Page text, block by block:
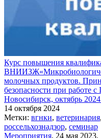
Курс повышения
молочных продуктов.
безопасности при работе с
Новосибирск, октябрь
14 октября 2024
Метки: вгнки, ветеринария,
россельхознадзор, семинар
Мероприятия, 24 мая 2023,